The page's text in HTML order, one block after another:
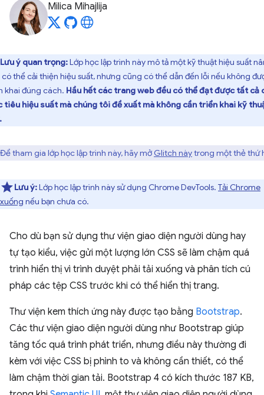
Milica Mihajlija
Lưu ý quan trọng:Lớp học lập trình này mô tả một kỹ thuật hiệu suất
thể cải thiện hiệu suất, nhưng cũng có thể dẫn đến lỗi nếu không
khai đúng cách. Hầu hết các trang web đều có thể đạt được tất cả
tiêu hiệu suất mà chúng tôi đề xuất mà không cần triển khai kỹ
Để tham gia lớp học lập trình này, hãy mở Glitch nàytrong một thẻ thứ
Lưu ý:Lớp học lập trình này sử dụng Chrome DevTools. Tải Chrome
xuống nếu bạn chưa có.
Cho dù bạn sử dụng thư viện giao diện người dùng hay
tự tạo kiểu, việc gửi một lượng lớn CSS sẽ làm chậm quá
trình hiển thị vì trình duyệt phải tải xuống và phân tích cú
pháp các tệp CSS trước khi có thể hiển thị trang.
Thư viện kem thích ứng này được tạo bằng Bootstrap.
Các thư viện giao diện người dùng như Bootstrap giúp
tăng tốc quá trình phát triển, nhưng điều này thường đi
kèm với việc CSS bị phình to và không cần thiết, có thể
làm chậm thời gian tải. Bootstrap 4 có kích thước 187 KB,